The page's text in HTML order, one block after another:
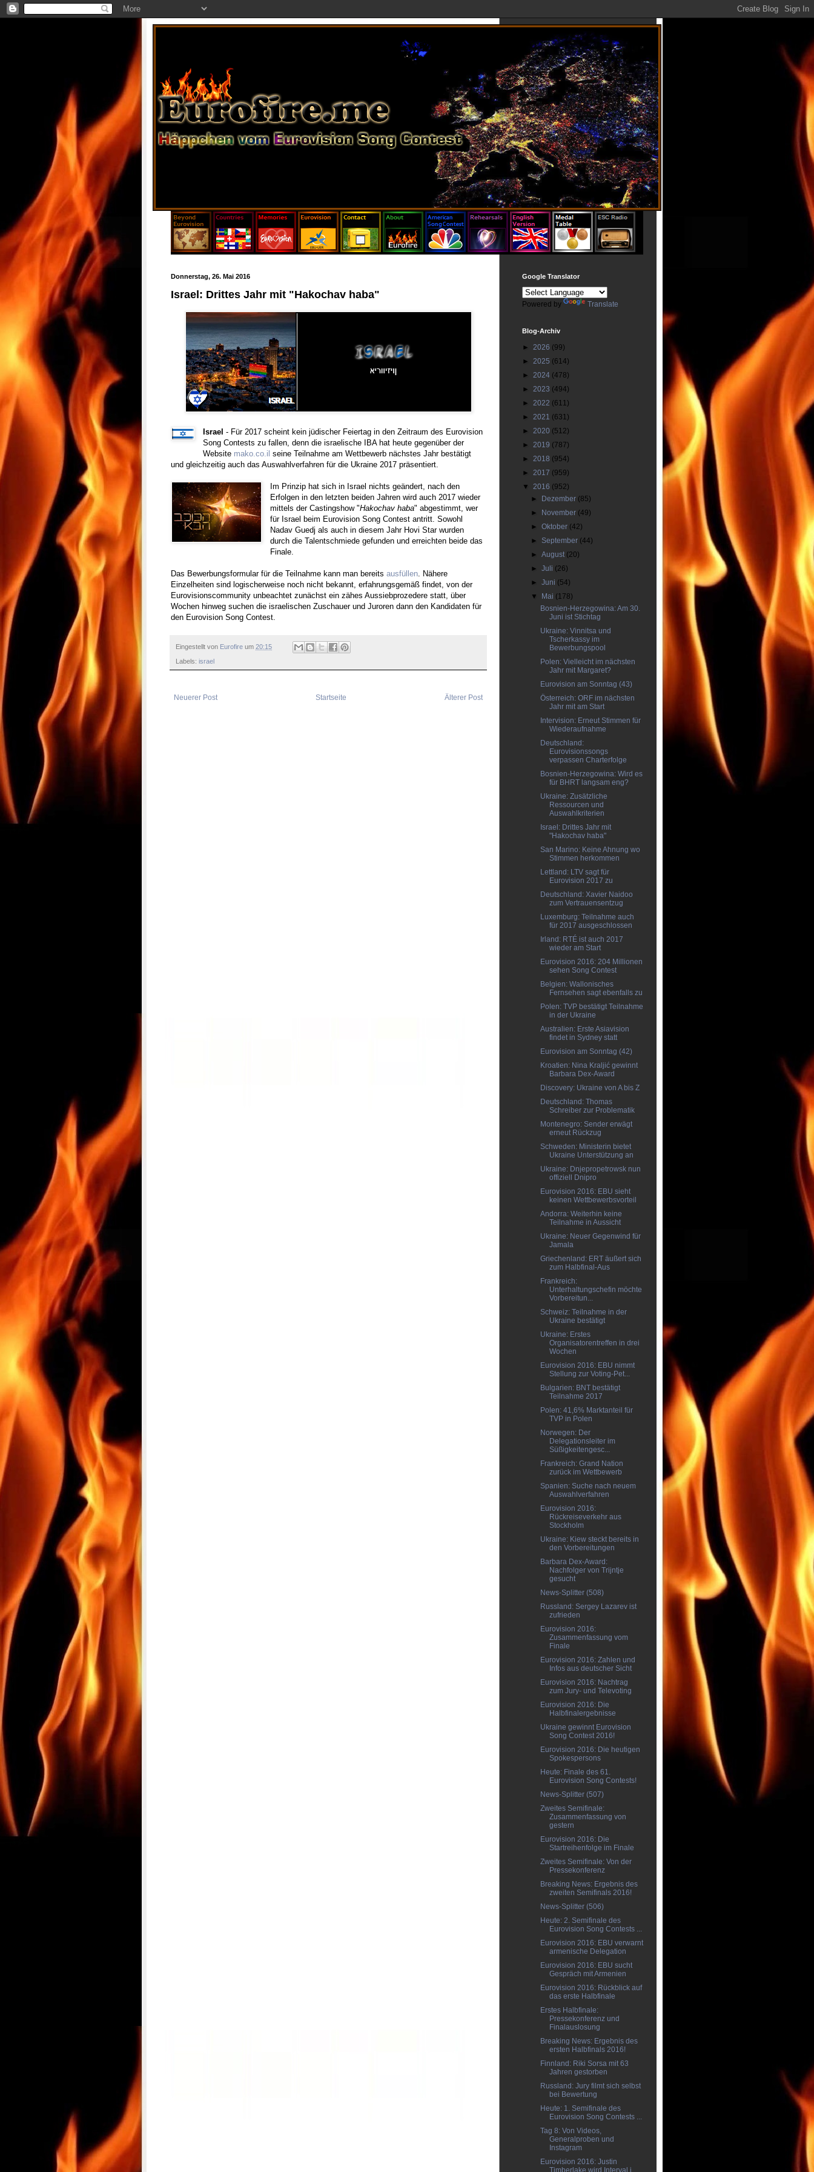
Donnerstag, 26. Mai 2016
Israel: Drittes Jahr mit "Hakochav haba"
Israel- Für 2017 scheint kein jüdischer Feiertag in den Zeitraum des Eurovision
Song Contests zu fallen, denn die israelische IBA hat heute gegenüber der
Website mako.co.il seine Teilnahme am Wettbewerb nächstes Jahr bestätigt
und gleichzeitig auch das Auswahlverfahren für die Ukraine 2017 präsentiert.
Im Prinzip hat sich in Israel nichts geändert, nach den
Erfolgen in den letzten beiden Jahren wird auch 2017 wieder
mittels der Castingshow "Hakochav haba" abgestimmt, wer
für Israel beim Eurovision Song Contest antritt. Sowohl
Nadav Guedj als auch in diesem Jahr Hovi Star wurden
durch die Talentschmiede gefunden und erreichten beide das
Finale.
Das Bewerbungsformular für die Teilnahme kann man bereits ausfüllen . Nähere
Einzelheiten sind logischerweise noch nicht bekannt, erfahrungsgemäß findet, von der
Eurovisionscommunity unbeachtet zunächst ein zähes Aussiebprozedere statt, über
Wochen hinweg suchen die israelischen Zuschauer und Juroren dann den Kandidaten für
den Eurovision Song Contest.
Eingestellt von Eurofire um 20:15
Labels: israel
Neuerer Post Älterer Post
Startseite
Google Translator
Powered by Translate
Blog-Archiv
► 2026 (99)
► 2025 (614)
► 2024 (478)
► 2023 (494)
► 2022 (611)
► 2021 (631)
► 2020 (512)
► 2019 (787)
► 2018 (954)
► 2017 (959)
▼ 2016 (952)
►
Dezember (85)
►
November (49)
►Oktober (42)
► September (44)
►August (20)
►Juli (26)
►Juni (54)
▼
Mai (178)
Bosnien-Herzegowina: Am 30.
Juni ist Stichtag
Ukraine: Vinnitsa und
Tscherkassy im
Bewerbungspool
Polen: Vielleicht im nächsten
Jahr mit Margaret?
Eurovision am Sonntag (43)
Österreich: ORF im nächsten
Jahr mit am Start
Intervision: Erneut Stimmen für
Wiederaufnahme
Deutschland:
Eurovisionssongs
verpassen Charterfolge
Bosnien-Herzegowina: Wird es
für BHRT langsam eng?
Ukraine: Zusätzliche
Ressourcen und
Auswahlkriterien
Israel: Drittes Jahr mit
"Hakochav haba"
San Marino: Keine Ahnung wo
Stimmen herkommen
Lettland: LTV sagt für
Eurovision 2017 zu
Deutschland: Xavier Naidoo
zum Vertrauensentzug
Luxemburg: Teilnahme auch
für 2017 ausgeschlossen
Irland: RTÉ ist auch 2017
wieder am Start
Eurovision 2016: 204 Millionen
sehen Song Contest
Belgien: Wallonisches
Fernsehen sagt ebenfalls zu
Polen: TVP bestätigt Teilnahme
in der Ukraine
Australien: Erste Asiavision
findet in Sydney statt
Eurovision am Sonntag (42)
Kroatien: Nina Kraljić gewinnt
Barbara Dex-Award
Discovery: Ukraine von A bis Z
Deutschland: Thomas
Schreiber zur Problematik
Montenegro: Sender erwägt
erneut Rückzug
Schweden: Ministerin bietet
Ukraine Unterstützung an
Ukraine: Dnjepropetrowsk nun
offiziell Dnipro
Eurovision 2016: EBU sieht
keinen Wettbewerbsvorteil
Andorra: Weiterhin keine
Teilnahme in Aussicht
Ukraine: Neuer Gegenwind für
Jamala
Griechenland: ERT äußert sich
zum Halbfinal-Aus
Frankreich:
Unterhaltungschefin möchte
Vorbereitun...
Schweiz: Teilnahme in der
Ukraine bestätigt
Ukraine: Erstes
Organisatorentreffen in drei
Wochen
Eurovision 2016: EBU nimmt
Stellung zur Voting-Pet...
Bulgarien: BNT bestätigt
Teilnahme 2017
Polen: 41,6% Marktanteil für
TVP in Polen
Norwegen: Der
Delegationsleiter im
Süßigkeitengesc...
Frankreich: Grand Nation
zurück im Wettbewerb
Spanien: Suche nach neuem
Auswahlverfahren
Eurovision 2016:
Rückreiseverkehr aus
Stockholm
Ukraine: Kiew steckt bereits in
den Vorbereitungen
Barbara Dex-Award:
Nachfolger von Trijntje
gesucht
News-Splitter (508)
Russland: Sergey Lazarev ist
zufrieden
Eurovision 2016:
Zusammenfassung vom
Finale
Eurovision 2016: Zahlen und
Infos aus deutscher Sicht
Eurovision 2016: Nachtrag
zum Jury- und Televoting
Eurovision 2016: Die
Halbfinalergebnisse
Ukraine gewinnt Eurovision
Song Contest 2016!
Eurovision 2016: Die heutigen
Spokespersons
Heute: Finale des 61.
Eurovision Song Contests!
News-Splitter (507)
Zweites Semifinale:
Zusammenfassung von
gestern
Eurovision 2016: Die
Startreihenfolge im Finale
Zweites Semifinale: Von der
Pressekonferenz
Breaking News: Ergebnis des
zweiten Semifinals 2016!
News-Splitter (506)
Heute: 2. Semifinale des
Eurovision Song Contests ...
Eurovision 2016: EBU verwarnt
armenische Delegation
Eurovision 2016: EBU sucht
Gespräch mit Armenien
Eurovision 2016: Rückblick auf
das erste Halbfinale
Erstes Halbfinale:
Pressekonferenz und
Finalauslosung
Breaking News: Ergebnis des
ersten Halbfinals 2016!
Finnland: Riki Sorsa mit 63
Jahren gestorben
Russland: Jury filmt sich selbst
bei Bewertung
Heute: 1. Semifinale des
Eurovision Song Contests ...
Tag 8: Von Videos,
Generalproben und
Instagram
Eurovision 2016: Justin
Timberlake wird Interval i...